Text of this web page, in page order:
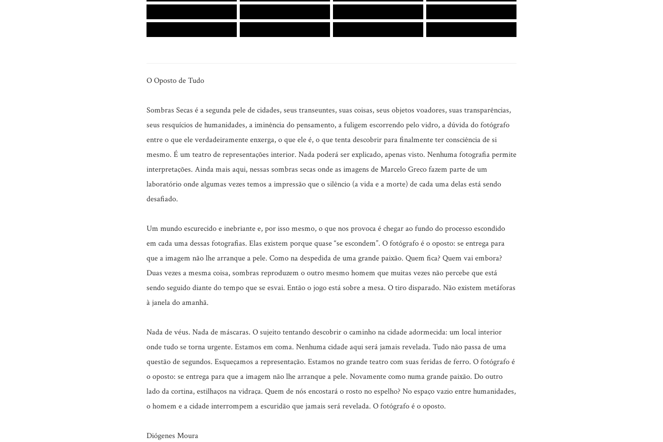
O Oposto de Tudo
Sombras Secas é a segunda pele de cidades, seus transeuntes, suas coisas, seus objetos voadores, suas transparências,
seus resquícios de humanidades, a iminência do pensamento, a fuligem escorrendo pelo vidro, a dúvida do fotógrafo
entre o que ele verdadeiramente enxerga, o que ele é, o que tenta descobrir para finalmente ter consciência de si
mesmo. É um teatro de representações interior. Nada poderá ser explicado, apenas visto. Nenhuma fotografia permite
interpretações. Ainda mais aqui, nessas sombras secas onde as imagens de Marcelo Greco fazem parte de um
laboratório onde algumas vezes temos a impressão que o silêncio (a vida e a morte) de cada uma delas está sendo
desafiado.
Um mundo escurecido e inebriante e, por isso mesmo, o que nos provoca é chegar ao fundo do processo escondido
em cada uma dessas fotografias. Elas existem porque quase “se escondem”. O fotógrafo é o oposto: se entrega para
que a imagem não lhe arranque a pele. Como na despedida de uma grande paixão. Quem fica? Quem vai embora?
Duas vezes a mesma coisa, sombras reproduzem o outro mesmo homem que muitas vezes não percebe que está
sendo seguido diante do tempo que se esvai. Então o jogo está sobre a mesa. O tiro disparado. Não existem metáforas
à janela do amanhã.
Nada de véus. Nada de máscaras. O sujeito tentando descobrir o caminho na cidade adormecida: um local interior
onde tudo se torna urgente. Estamos em coma. Nenhuma cidade aqui será jamais revelada. Tudo não passa de uma
questão de segundos. Esqueçamos a representação. Estamos no grande teatro com suas feridas de ferro. O fotógrafo é
o oposto: se entrega para que a imagem não lhe arranque a pele. Novamente como numa grande paixão. Do outro
lado da cortina, estilhaços na vidraça. Quem de nós encostará o rosto no espelho? No espaço vazio entre humanidades,
o homem e a cidade interrompem a escuridão que jamais será revelada. O fotógrafo é o oposto.
Diógenes Moura